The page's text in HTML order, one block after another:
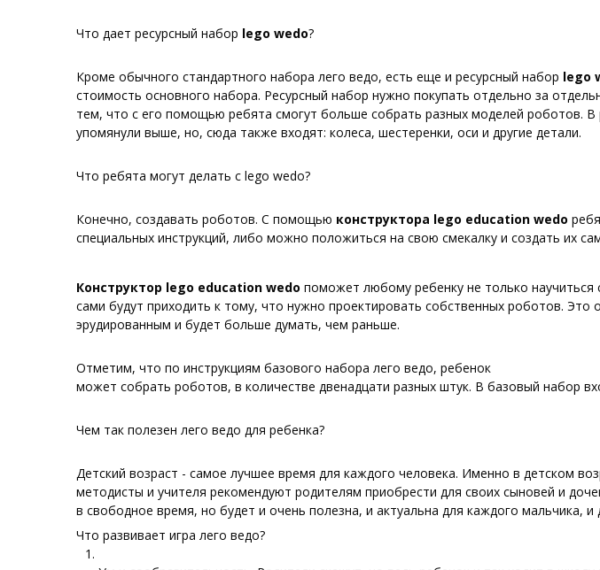
Что дает ресурсный набор lego wedo?
Кроме обычного стандартного набора лего ведо, есть еще и ресурсный набор lego
стоимость основного набора. Ресурсный набор нужно покупать отдельно за
тем, что с его помощью ребята смогут больше собрать разных моделей роботов.
упомянули выше, но, сюда также входят: колеса, шестеренки, оси и другие детали.
Что ребята могут делать с lego wedo?
Конечно, создавать роботов. С помощью конструктора lego education wedo
специальных инструкций, либо можно положиться на свою смекалку и создать их
Конструктор lego education wedo поможет любому ребенку не только
сами будут приходить к тому, что нужно проектировать собственных роботов.
эрудированным и будет больше думать, чем раньше.
Отметим, что по инструкциям базового набора лего ведо, ребенок
может собрать роботов, в количестве двенадцати разных штук. В базовый набор
Чем так полезен лего ведо для ребенка?
Детский возраст - самое лучшее время для каждого человека. Именно в детском
методисты и учителя рекомендуют родителям приобрести для своих сыновей и
в свободное время, но будет и очень полезна, и актуальна для каждого мальчика, и
Что развивает игра лего ведо?